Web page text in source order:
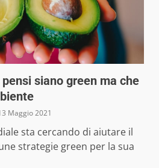
siano green ma che
Maggio 2021
sta cercando di aiutare il
strategie green per la sua